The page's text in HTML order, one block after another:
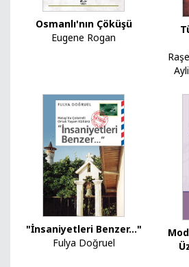
Osmanlı'nın Çöküşü
Eugene Rogan
"İnsaniyetleri Benzer..."
Fulya Doğruel